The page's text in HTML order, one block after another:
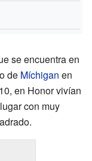
se encuentra en
de Míchigan en
en Honor vivían
con muy